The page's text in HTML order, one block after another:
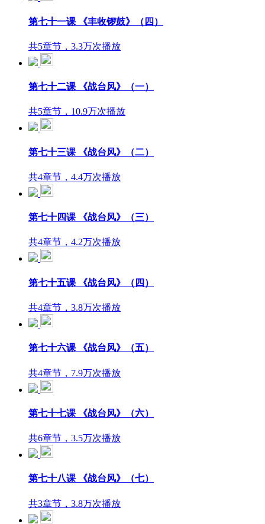
第七十一课 《丰收锣鼓》（四）
共5章节，3.3万次播放
第七十二课 《战台风》（一）
共5章节，10.9万次播放
第七十三课 《战台风》（二）
共4章节，4.4万次播放
第七十四课 《战台风》（三）
共4章节，4.2万次播放
第七十五课 《战台风》（四）
共4章节，3.8万次播放
第七十六课 《战台风》（五）
共4章节，7.9万次播放
第七十七课 《战台风》（六）
共6章节，3.5万次播放
第七十八课 《战台风》（七）
共3章节，3.8万次播放